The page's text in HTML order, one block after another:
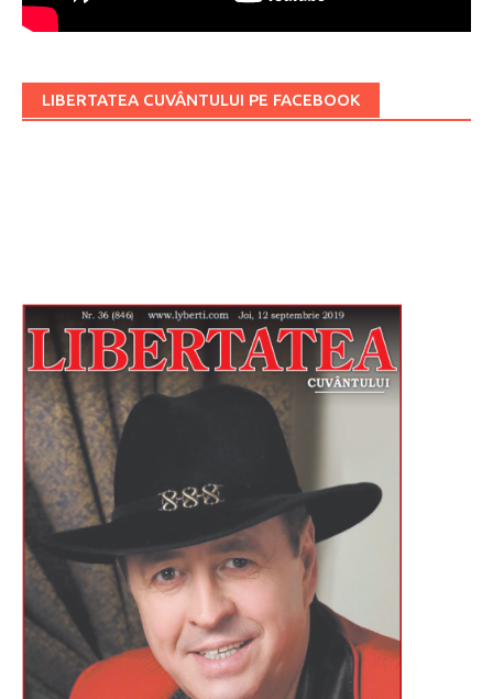
LIBERTATEA CUVÂNTULUI PE FACEBOOK